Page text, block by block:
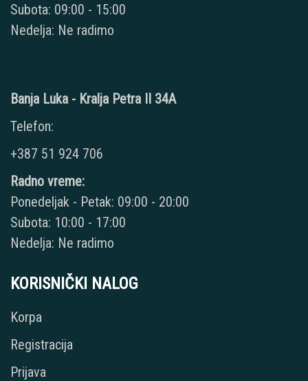
Subota: 09:00 - 15:00
Nedelja: Ne radimo
Banja Luka - Kralja Petra II 34A
Telefon:
+387 51 924 706
Radno vreme:
Ponedeljak - Petak: 09:00 - 20:00
Subota: 10:00 - 17:00
Nedelja: Ne radimo
KORISNIČKI NALOG
Korpa
Registracija
Prijava